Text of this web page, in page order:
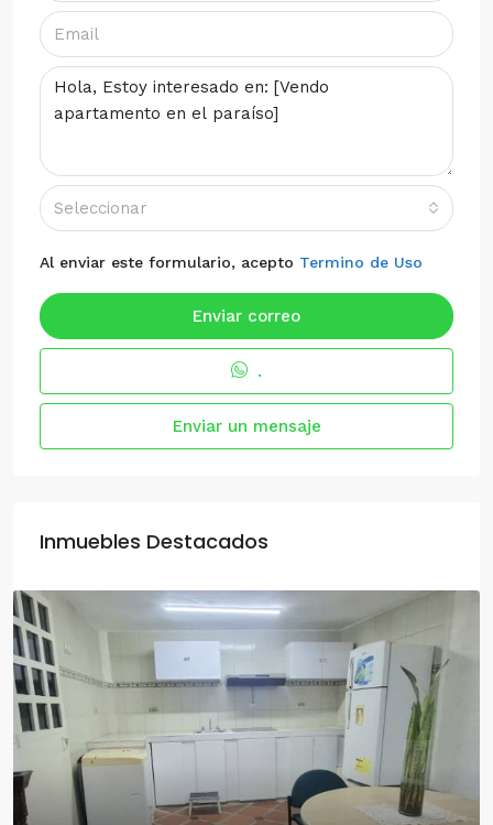
Seleccionar
Al enviar este formulario, acepto Termino de Uso
Enviar correo
.
Enviar un mensaje
Inmuebles Destacados